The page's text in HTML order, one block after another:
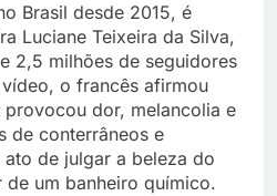
Brasil desde 2015, é
Luciane Teixeira da Silva,
2,5 milhões de seguidores
o francês afirmou
dor, melancolia e
de conterrâneos e
de julgar a beleza do
de um banheiro químico.